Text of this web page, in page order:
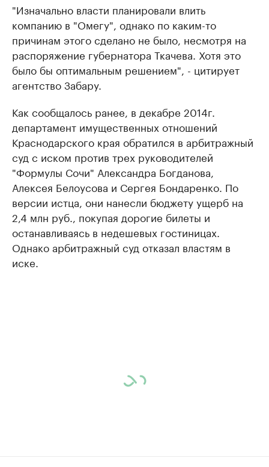
"Изначально власти планировали влить
компанию в "Омегу", однако по каким-то
причинам этого сделано не было, несмотря на
распоряжение губернатора Ткачева. Хотя это
было бы оптимальным решением", - цитирует
агентство Забару.
Как сообщалось ранее, в декабре 2014г.
департамент имущественных отношений
Краснодарского края обратился в арбитражный
суд с иском против трех руководителей
"Формулы Сочи" Александра Богданова,
Алексея Белоусова и Сергея Бондаренко. По
версии истца, они нанесли бюджету ущерб на
2,4 млн руб., покупая дорогие билеты и
останавливаясь в недешевых гостиницах.
Однако арбитражный суд отказал властям в
иске.